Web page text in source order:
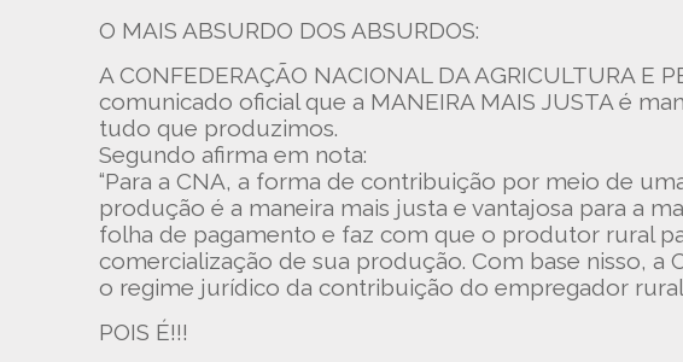
O MAIS ABSURDO DOS ABSURDOS:
A CONFEDERAÇÃO NACIONAL DA AGRICULTURA
comunicado oficial que a MANEIRA MAIS JUSTA é
tudo que produzimos.
Segundo afirma em nota:
“Para a CNA, a forma de contribuição por meio de
produção é a maneira mais justa e vantajosa para a
folha de pagamento e faz com que o produtor rural
comercialização de sua produção. Com base nisso,
o regime jurídico da contribuição do empregador rural
POIS É!!!